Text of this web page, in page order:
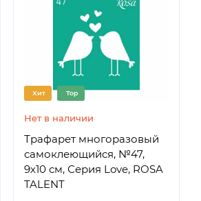
Хит Top
Нет в наличии
Трафарет многоразовый
самоклеющийся, №47,
9х10 см, Серия Love, ROSA
TALENT